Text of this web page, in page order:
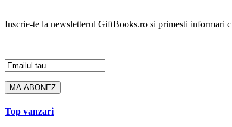
Inscrie-te la newsletterul GiftBooks.ro si primesti informari
Top vanzari